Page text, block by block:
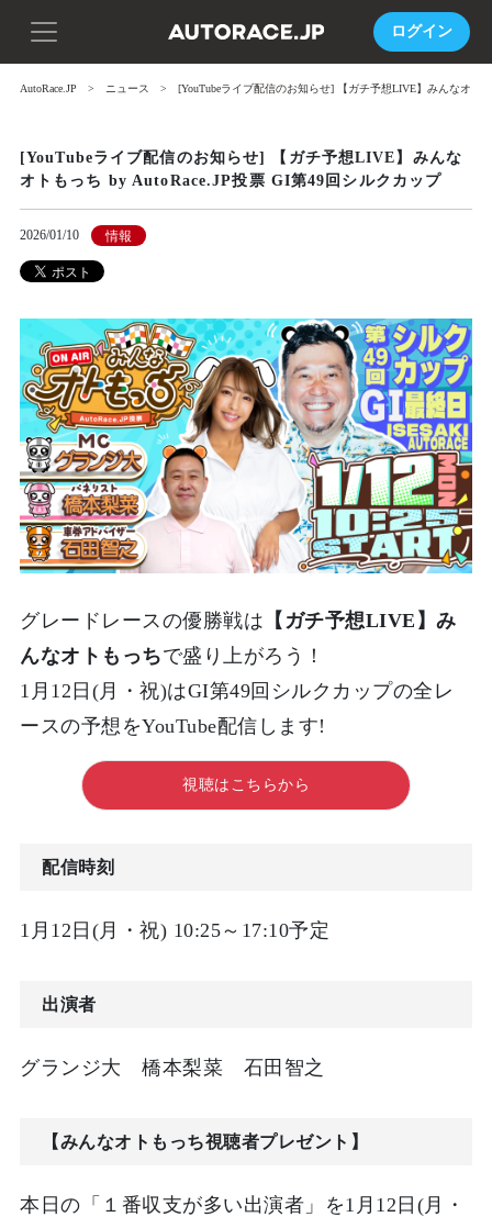
ログイン
AutoRace.JP ニュース [YouTubeライブ配信のお知らせ] 【ガチ予想LIVE】みんなオト
[YouTubeライブ配信のお知らせ] 【ガチ予想LIVE】みんな
オトもっち by AutoRace.JP投票 GI第49回シルクカップ
2026/01/10 情報
グレードレースの優勝戦は 【ガチ予想LIVE】み
んなオトもっちで盛り上がろう！
1月12日(月・祝)はGI第49回シルクカップの全レ
ースの予想をYouTube配信します!
視聴はこちらから
配信時刻
1月12日(月・祝) 10:25～17:10予定
出演者
グランジ大 橋本梨菜 石田智之
【みんなオトもっち視聴者プレゼント】
本日の「１番収支が多い出演者」を1月12日(月・